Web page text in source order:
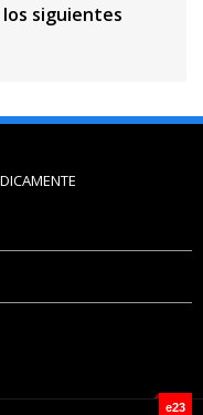
siguientes
e23